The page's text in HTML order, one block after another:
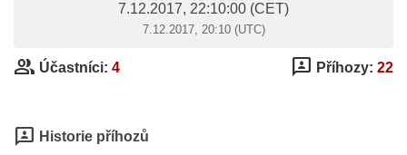
7.12.2017, 22:10:00 (CET)
7.12.2017, 20:10 (UTC)
group Účastníci: 4 3p Příhozy: 22
3p Historie příhozů